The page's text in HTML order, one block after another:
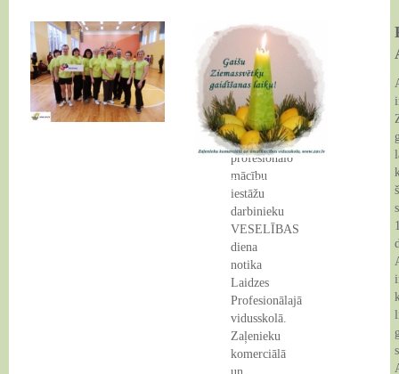
Veselības
diena
Laidzē
Šogad
Kurzemes-
Zemgales
profesionālo
mācību
iestāžu
darbinieku
VESELĪBAS
diena
notika
Laidzes
Profesionālajā
vidusskolā.
Zaļenieku
komerciālā
02 Dec 2013